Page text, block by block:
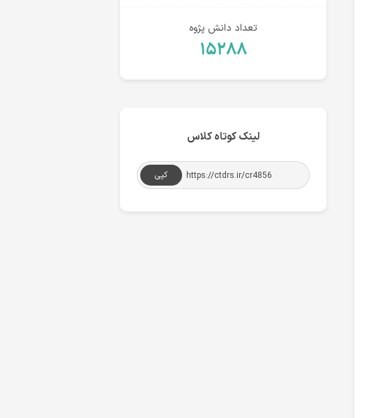
تعداد دانش پژوه
۱۵۲۸۸
لینک کوتاه کلاس
کپی